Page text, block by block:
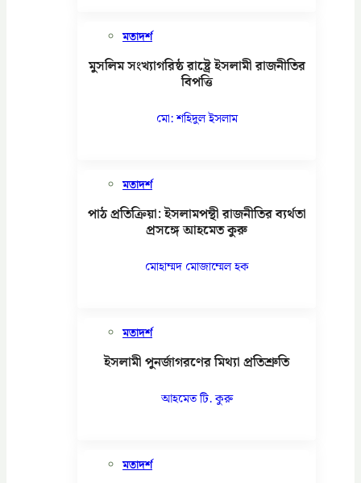
মতাদর্শ
মুসলিম সংখ্যাগরিষ্ঠ রাষ্ট্রে ইসলামী রাজনীতির
বিপত্তি
মো: শহিদুল ইসলাম
মতাদর্শ
পাঠ প্রতিক্রিয়া: ইসলামপন্থী রাজনীতির ব্যর্থতা
প্রসঙ্গে আহমেত কুরু
মোহাম্মদ মোজাম্মেল হক
মতাদর্শ
ইসলামী পুনর্জাগরণের মিথ্যা প্রতিশ্রুতি
আহমেত টি. কুরু
মতাদর্শ